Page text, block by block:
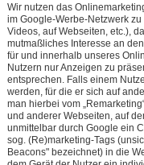
Wir nutzen das
im Google-Werbe-Netzwerk
Videos, auf Webseiten, etc.),
mutmaßliches Interesse an
für und innerhalb unseres
Nutzern nur Anzeigen zu
entsprechen. Falls einem
werden, für die er sich auf
man hierbei vom
und anderer Webseiten, auf
unmittelbar durch Google ein
sog. (Re)marketing-Tags
Beacons" bezeichnet) in die